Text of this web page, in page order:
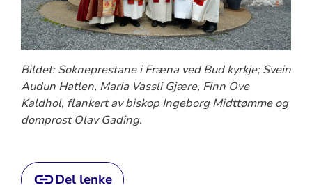
Bildet: Sokneprestane i Fræna ved Bud kyrkje; Svein
Audun Hatlen, Maria Vassli Gjære, Finn Ove
Kaldhol, flankert av biskop Ingeborg Midttømme og
domprost Olav Gading.
Del lenke